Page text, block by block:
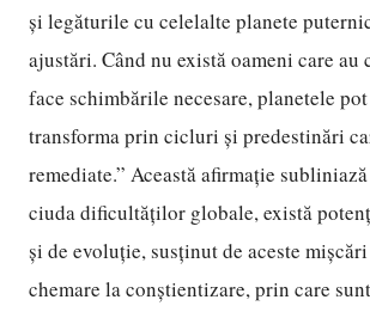
și legăturile cu celelalte planete
ajustări. Când nu există oameni care au
face schimbările necesare, planetele
transforma prin cicluri și predestinări
remediate.” Această afirmație
ciuda dificultăților globale, există
și de evoluție, susținut de aceste
chemare la conștientizare, prin care